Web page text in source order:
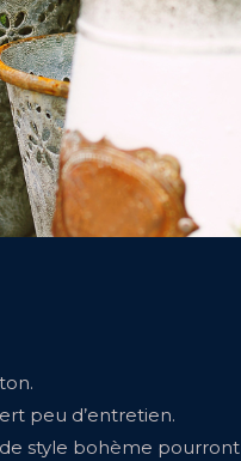
peu d’entretien.
style bohème pourront